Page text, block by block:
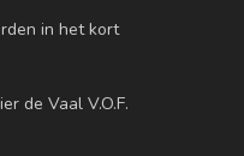
in het kort
de Vaal V.O.F.